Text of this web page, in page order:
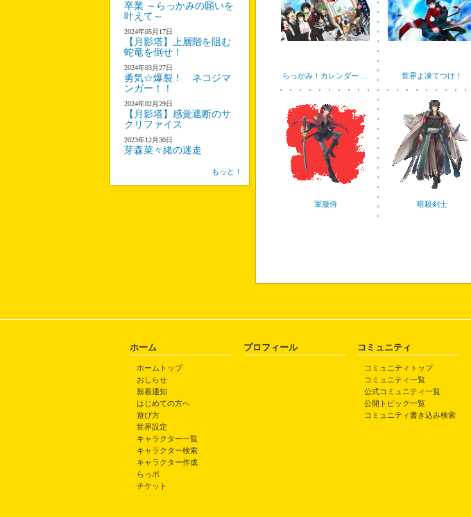
らっかみ！カレンダー … 世界よ凍てつけ！
軍服侍 暗殺剣士
卒業 ～らっかみの願いを
叶えて～
2024年05月17日
【月影塔】上層階を阻む
蛇竜を倒せ！
2024年03月27日
勇気☆爆裂！ ネコジマ
ンガー！！
2024年02月29日
【月影塔】感覚遮断のサ
クリファイス
2023年12月30日
芽森菜々緒の迷走
もっと！
ホーム
ホームトップ
おしらせ
新着通知
はじめての方へ
遊び方
世界設定
キャラクター一覧
キャラクター検索
キャラクター作成
らっポ
チケット
プロフィール コミュニティ
コミュニティトップ
コミュニティ一覧
公式コミュニティ一覧
公開トピック一覧
コミュニティ書き込み検索